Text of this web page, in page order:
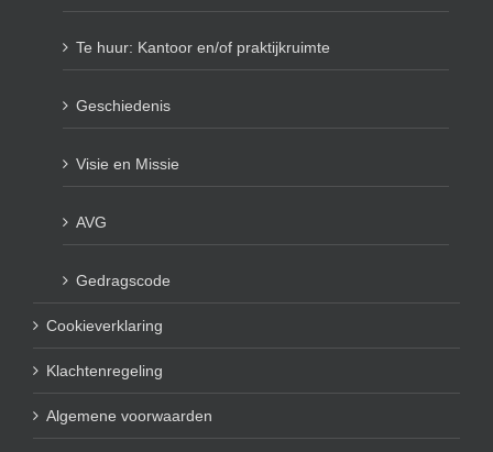
Te huur: Kantoor en/of praktijkruimte
Geschiedenis
Visie en Missie
AVG
Gedragscode
Cookieverklaring
Klachtenregeling
Algemene voorwaarden